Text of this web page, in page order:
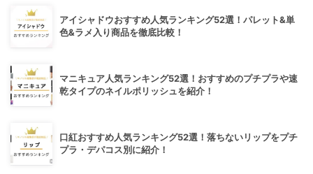
アイシャドウおすすめ人気ランキング52選！パレット&単
色&ラメ入り商品を徹底比較！
マニキュア人気ランキング52選！おすすめのプチプラや速
乾タイプのネイルポリッシュを紹介！
口紅おすすめ人気ランキング52選！落ちないリップをプチ
プラ・デパコス別に紹介！